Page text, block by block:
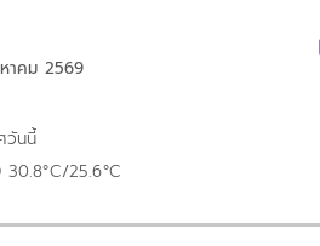
าคม 2569
วันนี้
30.8°C/25.6°C